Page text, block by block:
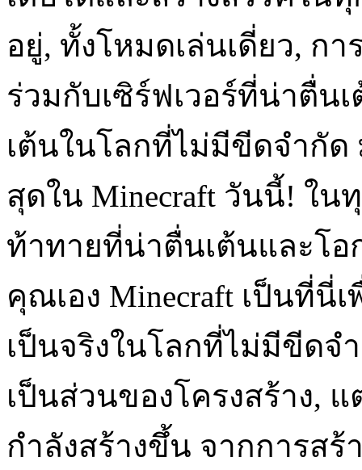
อยู่, ทั้งโหมดเล่นเดี่ยว, ก
ร่วมกับเซิร์ฟเวอร์ที่น่าตื่
เต้นในโลกที่ไม่มีขีดจำกั
สุดใน Minecraft วันนี้! ใ
ท้าทายที่น่าตื่นเต้นและโอ
คุณเอง Minecraft เป็นที่นี่
เป็นจริงในโลกที่ไม่มีขีดจ
เป็นส่วนของโครงสร้าง,
กำลังสร้างขึ้น จากการส